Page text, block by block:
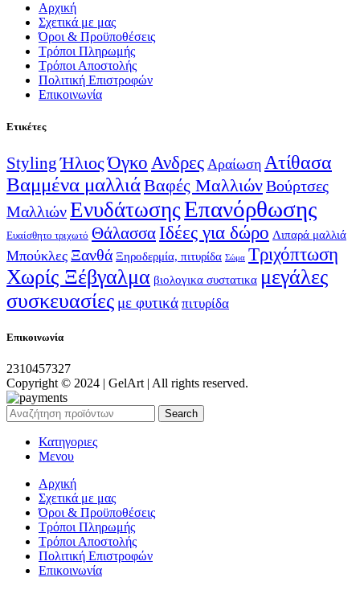
Αρχική
Σχετικά με μας
Όροι & Προϋποθέσεις
Τρόποι Πληρωμής
Τρόποι Αποστολής
Πολιτική Επιστροφών
Επικοινωνία
Ετικέτες
Styling Ήλιος Όγκο Ανδρες Αραίωση Ατίθασα
Βαμμένα μαλλιάΒαφές ΜαλλιώνΒούρτσες
ΜαλλιώνΕνυδάτωσηςΕπανόρθωσης
Ευαίσθητο τριχωτό ΘάλασσαΙδέες για δώρο Λιπαρά μαλλιά
Μπούκλες Ξανθά Ξηροδερμία, πιτυρίδα Σώμα Τριχόπτωση
Χωρίς Ξέβγαλμα βιολογικα συστατικα μεγάλες
συσκευασίες με φυτικά πιτυρίδα
Επικοινωνία
2310457327
Copyright © 2024 | GelArt | All rights reserved.
Search
Κατηγοριες
Μενου
Αρχική
Σχετικά με μας
Όροι & Προϋποθέσεις
Τρόποι Πληρωμής
Τρόποι Αποστολής
Πολιτική Επιστροφών
Επικοινωνία